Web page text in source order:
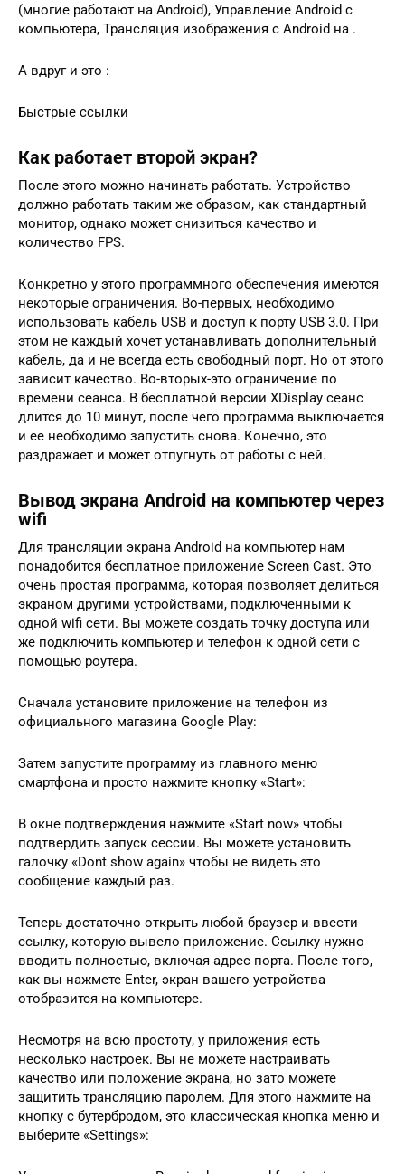
(многие работают на Android), Управление Android с
компьютера, Трансляция изображения с Android на .
А вдруг и это :
Быстрые ссылки
Как работает второй экран?
После этого можно начинать работать. Устройство
должно работать таким же образом, как стандартный
монитор, однако может снизиться качество и
количество FPS.
Конкретно у этого программного обеспечения имеются
некоторые ограничения. Во-первых, необходимо
использовать кабель USB и доступ к порту USB 3.0. При
этом не каждый хочет устанавливать дополнительный
кабель, да и не всегда есть свободный порт. Но от этого
зависит качество. Во-вторых-это ограничение по
времени сеанса. В бесплатной версии XDisplay сеанс
длится до 10 минут, после чего программа выключается
и ее необходимо запустить снова. Конечно, это
раздражает и может отпугнуть от работы с ней.
Вывод экрана Android на компьютер через
wifi
Для трансляции экрана Android на компьютер нам
понадобится бесплатное приложение Screen Cast. Это
очень простая программа, которая позволяет делиться
экраном другими устройствами, подключенными к
одной wifi сети. Вы можете создать точку доступа или
же подключить компьютер и телефон к одной сети с
помощью роутера.
Сначала установите приложение на телефон из
официального магазина Google Play:
Затем запустите программу из главного меню
смартфона и просто нажмите кнопку «Start»:
В окне подтверждения нажмите «Start now» чтобы
подтвердить запуск сессии. Вы можете установить
галочку «Dont show again» чтобы не видеть это
сообщение каждый раз.
Теперь достаточно открыть любой браузер и ввести
ссылку, которую вывело приложение. Ссылку нужно
вводить полностью, включая адрес порта. После того,
как вы нажмете Enter, экран вашего устройства
отобразится на компьютере.
Несмотря на всю простоту, у приложения есть
несколько настроек. Вы не можете настраивать
качество или положение экрана, но зато можете
защитить трансляцию паролем. Для этого нажмите на
кнопку с бутербродом, это классическая кнопка меню и
выберите «Settings»: